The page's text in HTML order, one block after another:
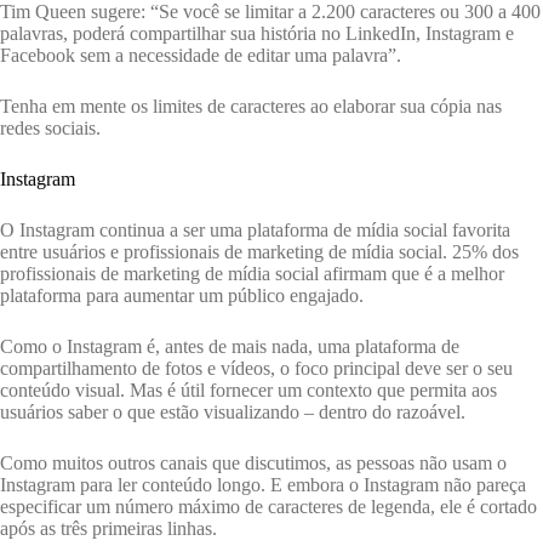
Tim Queen sugere: “Se você se limitar a 2.200 caracteres ou 300 a 400
palavras, poderá compartilhar sua história no LinkedIn, Instagram e
Facebook sem a necessidade de editar uma palavra”.
Tenha em mente os limites de caracteres ao elaborar sua cópia nas
redes sociais.
Instagram
O Instagram continua a ser uma plataforma de mídia social favorita
entre usuários e profissionais de marketing de mídia social. 25% dos
profissionais de marketing de mídia social afirmam que é a melhor
plataforma para aumentar um público engajado.
Como o Instagram é, antes de mais nada, uma plataforma de
compartilhamento de fotos e vídeos, o foco principal deve ser o seu
conteúdo visual. Mas é útil fornecer um contexto que permita aos
usuários saber o que estão visualizando – dentro do razoável.
Como muitos outros canais que discutimos, as pessoas não usam o
Instagram para ler conteúdo longo. E embora o Instagram não pareça
especificar um número máximo de caracteres de legenda, ele é cortado
após as três primeiras linhas.